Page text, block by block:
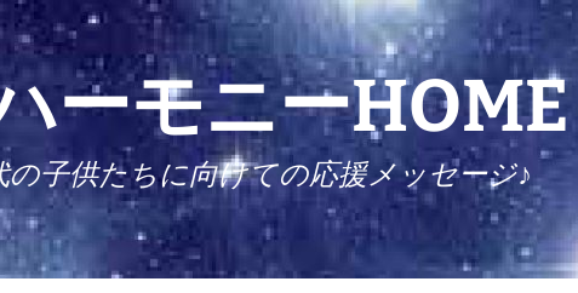
ーモニーHOME
子供たちに向けての応援メッセージ♪